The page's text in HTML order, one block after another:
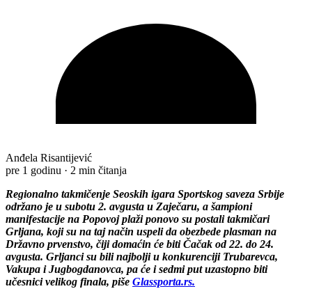
Anđela Risantijević
pre 1 godinu · 2 min čitanja
Regionalno takmičenje Seoskih igara Sportskog saveza Srbije
održano je u subotu 2. avgusta u Zaječaru, a šampioni
manifestacije na Popovoj plaži ponovo su postali takmičari
Grljana, koji su na taj način uspeli da obezbede plasman na
Državno prvenstvo, čiji domaćin će biti Čačak od 22. do 24.
avgusta. Grljanci su bili najbolji u konkurenciji Trubarevca,
Vakupa i Jugbogdanovca, pa će i sedmi put uzastopno biti
učesnici velikog finala, piše Glassporta.rs.